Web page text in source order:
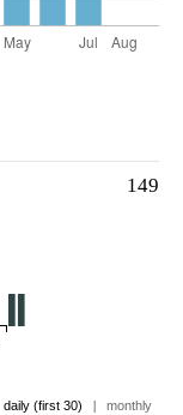
149
daily (first 30) | monthly